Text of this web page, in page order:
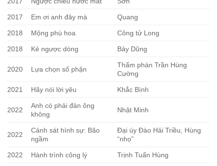
2017 Em ơi anh đây mà Quang
2018 Mộng phù hoa Công tử Long
2018 Kẻ ngược dòng Bảy Dũng
2020 Lựa chọn số phận
Thẩm phán Trần Hùng
Cường
2021 Hãy nói lời yêu Khắc Bình
2022
Anh có phải đàn ông
không
Nhật Minh
2022
Cảnh sát hình sự: Bão
ngầm
Đại úy Đào Hải Triều, Hùng
“nhọ”
2022 Hành trình công lý Trịnh Tuấn Hùng